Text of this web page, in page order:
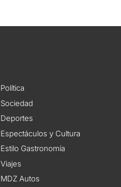
Política
Sociedad
Deportes
Espectáculos y Cultura
Estilo Gastronomía
Viajes
MDZ Autos